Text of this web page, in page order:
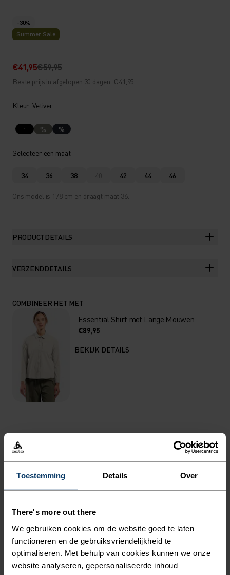
Toestemming Details Over
There's more out there
We gebruiken cookies om de website goed te laten
functioneren en de gebruiksvriendelijkheid te
optimaliseren. Met behulp van cookies kunnen we onze
website analyseren, gepersonaliseerde inhoud
-30%
Summer Sale
€41,95€59,95
Beste prijs in afgelopen 30 dagen: €41,95
Kleur: Vetiver
% %
Selecteer een maat
34 36 38 40 42 44 46
Ons model is 178 cm en draagt maat 36.
PRODUCTDETAILS
VERZENDDETAILS
COMBINEER HET MET
Essential Shirt met Lange Mouwen
€89,95
BEKIJK DETAILS
HET VERHAAL
GEMAAKT VOOR IEDER
AVONTUUR.
De Essentials wandelshort is gemaakt van deels
gerecycled, waterbestendig materiaal en is
perfect om op pad te gaan in de natuur of in de
stad. De short is superlicht en stretchy, waardoor